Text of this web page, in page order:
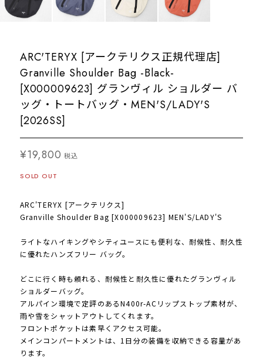
ARC'TERYX [アークテリクス正規代理店]
Granville Shoulder Bag -Black-
[X000009623] グランヴィル ショルダー バ
ッグ・トートバッグ・MEN'S/LADY'S
[2026SS]
¥19,800 税込
SOLD OUT
ARC'TERYX [アークテリクス]
Granville Shoulder Bag [X000009623] MEN'S/LADY'S
ライトなハイキングやシティユースにも便利な、耐候性、耐久性
に優れたハンズフリー バッグ。
どこに行く時も頼れる、耐候性と耐久性に優れたグランヴィル
ショルダーバッグ。
アルパイン環境で定評のあるN400r-ACリップストップ素材が、
雨や雪をシャットアウトしてくれます。
フロントポケットは素早くアクセス可能。
メインコンパートメントは、1日分の装備を収納できる容量があ
ります。